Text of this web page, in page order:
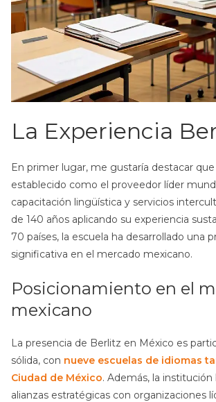
La Experiencia
En primer lugar, me gustaría destacar
establecido como el proveedor líder
capacitación lingüística y servicios
de 140 años aplicando su experiencia
70 países, la escuela ha desarrollado una
significativa en el mercado mexicano.
Posicionamiento en el
mexicano
La presencia de Berlitz en México es
sólida, con nueve escuelas de idiomas
Ciudad de México. Además, la institución
alianzas estratégicas con organizaciones